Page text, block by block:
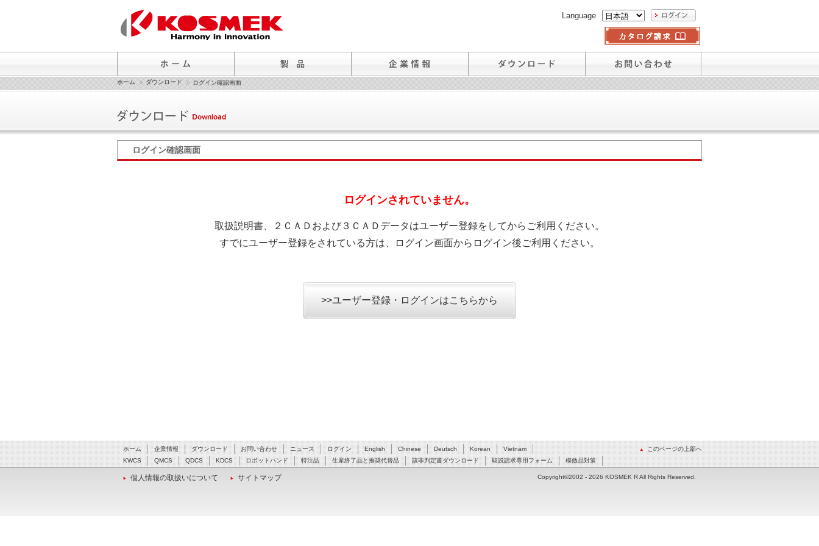
Language
ホーム ダウンロード ログイン確認画面
ログイン確認画面
ログインされていません。
取扱説明書、２ＣＡＤおよび３ＣＡＤデータはユーザー登録をしてからご利用ください。
すでにユーザー登録をされている方は、ログイン画面からログイン後ご利用ください。
>>ユーザー登録・ログインはこちらから
このページの上部へ
ホーム 企業情報 ダウンロード お問い合わせ ニュース ログイン English Chinese Deutsch Korean
Vietnam
KWCS
QMCS QDCS KDCS ロボットハンド 特注品 生産終了品と推奨代替品 該非判定書ダウンロード 取説請求専用フォーム 模倣品対策
個人情報の取扱いについて サイトマップ Copyright©2002 - 2026 KOSMEK R All Rights Reserved.